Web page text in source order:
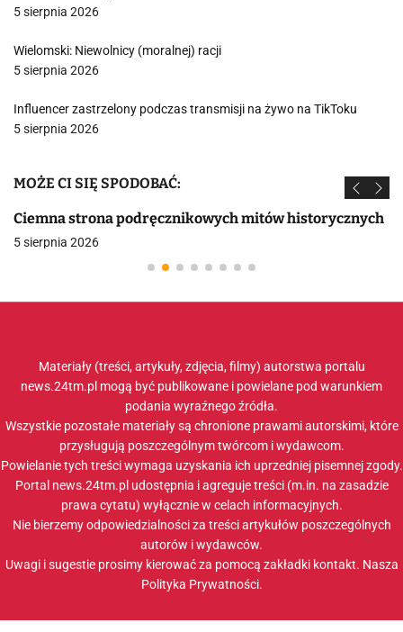
5 sierpnia 2026
Wielomski: Niewolnicy (moralnej) racji
5 sierpnia 2026
Influencer zastrzelony podczas transmisji na żywo na TikToku
5 sierpnia 2026
MOŻE CI SIĘ SPODOBAĆ:
Ciemna strona podręcznikowych mitów historycznych
5 sierpnia 2026
Materiały (treści, artykuły, zdjęcia, filmy) autorstwa portalu
news.24tm.pl mogą być publikowane i powielane pod warunkiem
podania wyraźnego źródła.
Wszystkie pozostałe materiały są chronione prawami autorskimi, które
przysługują poszczególnym twórcom i wydawcom.
Powielanie tych treści wymaga uzyskania ich uprzedniej pisemnej zgody.
Portal news.24tm.pl udostępnia i agreguje treści (m.in. na zasadzie
prawa cytatu) wyłącznie w celach informacyjnych.
Nie bierzemy odpowiedzialności za treści artykułów poszczególnych
autorów i wydawców.
Uwagi i sugestie prosimy kierować za pomocą zakładki kontakt. Nasza
Polityka Prywatności.